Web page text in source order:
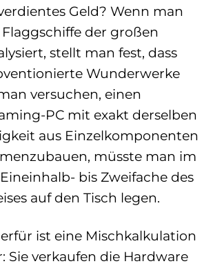
Geld? Wenn man
der großen
stellt man fest, dass
Wunderwerke
versuchen, einen
PC mit exakt derselben
aus Einzelkomponenten
müsste man im
bis Zweifache des
auf den Tisch legen.
ist eine Mischkalkulation
Sie verkaufen die Hardware